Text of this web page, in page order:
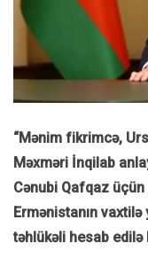
“Mənim fikrimcə,
Məxməri İnqilab
Cənubi Qafqaz
Ermənistanın
təhlükəli hesab edilə